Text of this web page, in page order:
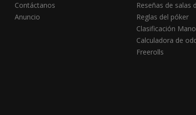
Contáctanos
Anuncio
Reseñas de salas
Reglas del póker
Clasificación
Calculadora de
Freerolls